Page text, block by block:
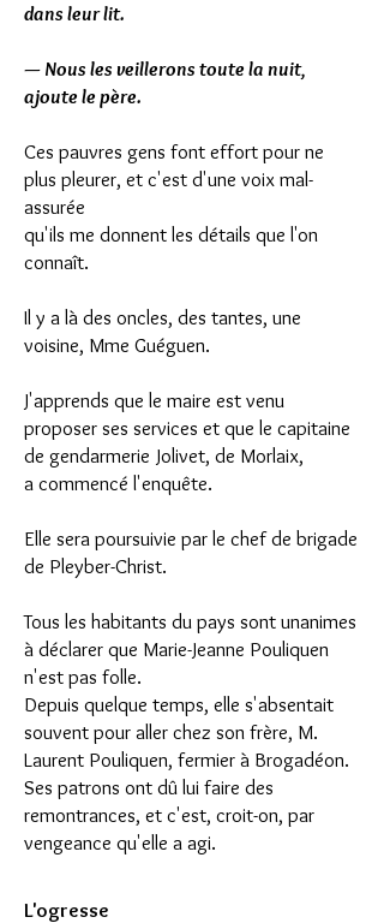
dans leur lit.
— Nous les veillerons toute la nuit,
ajoute le père.
Ces pauvres gens font effort pour ne
plus pleurer, et c'est d'une voix mal-
assurée
qu'ils me donnent les détails que l'on
connaît.
Il y a là des oncles, des tantes, une
voisine, Mme Guéguen.
J'apprends que le maire est venu
proposer ses services et que le capitaine
de gendarmerie Jolivet, de Morlaix,
a commencé l'enquête.
Elle sera poursuivie par le chef de brigade
de Pleyber-Christ.
Tous les habitants du pays sont unanimes
à déclarer que Marie-Jeanne Pouliquen
n'est pas folle.
Depuis quelque temps, elle s'absentait
souvent pour aller chez son frère, M.
Laurent Pouliquen, fermier à Brogadéon.
Ses patrons ont dû lui faire des
remontrances, et c'est, croit-on, par
vengeance qu'elle a agi.
L'ogresse